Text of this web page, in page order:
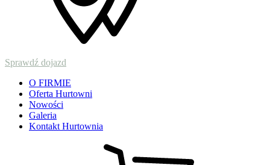
Sprawdź dojazd
O FIRMIE
Oferta Hurtowni
Nowości
Galeria
Kontakt Hurtownia